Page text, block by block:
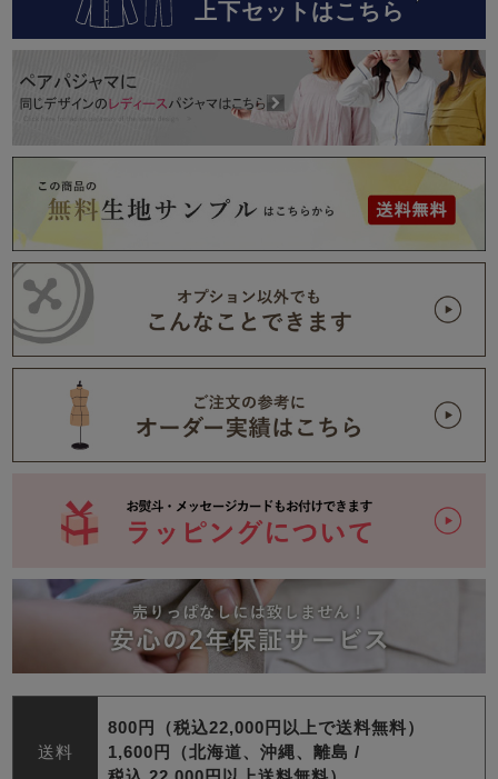
上下セットはこちら
送料
800円（税込22,000円以上で送料無料）
1,600円（北海道、沖縄、離島 /